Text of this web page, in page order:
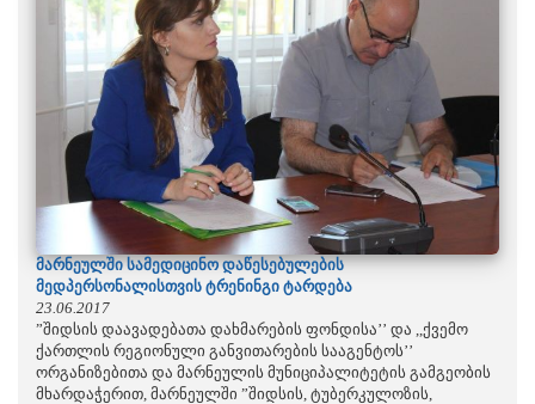
მარნეულში სამედიცინო დაწესებულების
მედპერსონალისთვის ტრენინგი ტარდება
23.06.2017
”შიდსის დაავადებათა დახმარების ფონდისა’’ და ,,ქვემო
ქართლის რეგიონული განვითარების სააგენტოს’’
ორგანიზებითა და მარნეულის მუნიციპალიტეტის გამგეობის
მხარდაჭერით, მარნეულში ”შიდსის, ტუბერკულოზის,